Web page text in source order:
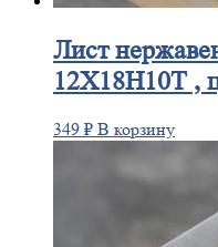
Лист
12Х18Н10Т ,
349 ₽ В корзину